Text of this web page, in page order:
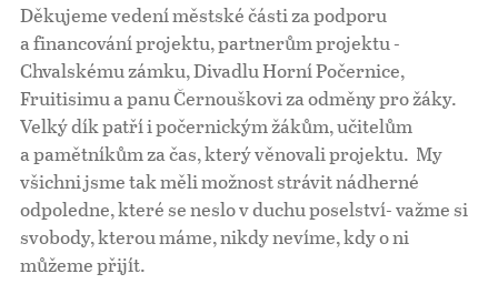
Děkujeme vedení městské části za podporu
a financování projektu, partnerům projektu -
Chvalskému zámku, Divadlu Horní Počernice,
Fruitisimu a panu Černouškovi za odměny pro žáky.
Velký dík patří i počernickým žákům, učitelům
a pamětníkům za čas, který věnovali projektu. My
všichni jsme tak měli možnost strávit nádherné
odpoledne, které se neslo v duchu poselství- važme si
svobody, kterou máme, nikdy nevíme, kdy o ni
můžeme přijít.